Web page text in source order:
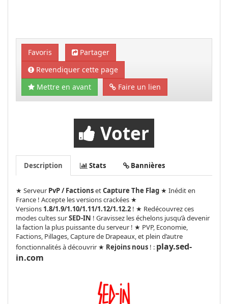
Favoris
Partager
Revendiquer cette page
Mettre en avant
Faire un lien
Voter
Description Stats Bannières
★ Serveur PvP / FactionsetCapture The Flag ★ Inédit en
France ! Accepte les versions crackées ★
Versions 1.8/1.9/1.10/1.11/1.12/1.12.2 ! ★ Redécouvrez ces
modes cultes surSED-IN ! Gravissez les échelons jusqu’à devenir
la faction la plus puissante du serveur ! ★ PVP, Economie,
Factions, Pillages, Capture de Drapeaux, et plein d’autre
fonctionnalités à découvrir ★ Rejoins nous ! : play.sed-
in.com